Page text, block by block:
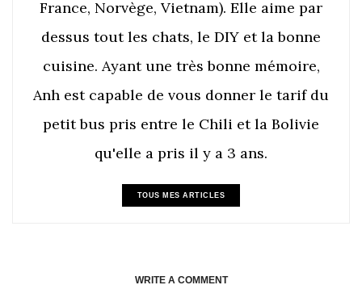
France, Norvège, Vietnam). Elle aime par
dessus tout les chats, le DIY et la bonne
cuisine. Ayant une très bonne mémoire,
Anh est capable de vous donner le tarif du
petit bus pris entre le Chili et la Bolivie
qu'elle a pris il y a 3 ans.
TOUS MES ARTICLES
WRITE A COMMENT